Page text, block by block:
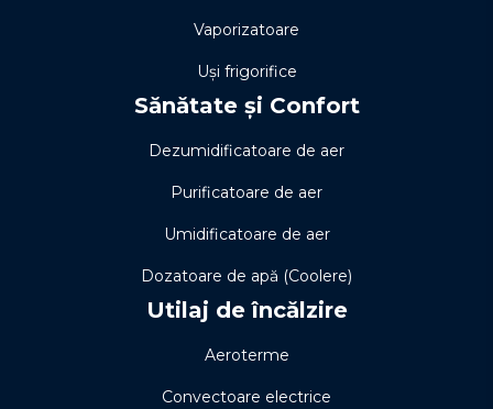
Vaporizatoare
Uși frigorifice
Sănătate și Confort
Dezumidificatoare de aer
Purificatoare de aer
Umidificatoare de aer
Dozatoare de apă (Coolere)
Utilaj de încălzire
Aeroterme
Convectoare electrice